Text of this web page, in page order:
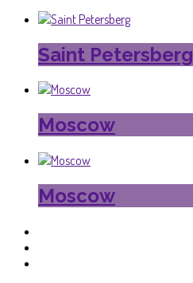
Saint Petersberg
Moscow
Moscow